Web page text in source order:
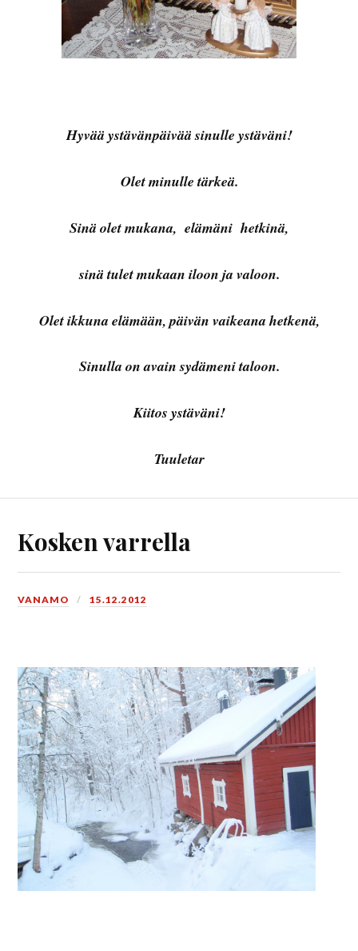
Hyvää ystävänpäivää sinulle ystäväni!
Olet minulle tärkeä.
Sinä olet mukana, elämäni hetkinä,
sinä tulet mukaan iloon ja valoon.
Olet ikkuna elämään, päivän vaikeana hetkenä,
Sinulla on avain sydämeni taloon.
Kiitos ystäväni!
Tuuletar
Kosken varrella
VANAMO 15.12.2012